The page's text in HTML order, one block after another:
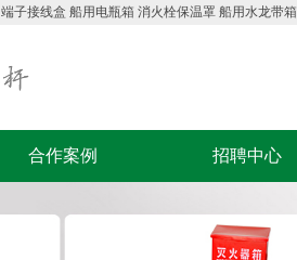
端子接线盒 船用电瓶箱 消火栓保温罩 船用水龙带箱
合作案例 招聘中心